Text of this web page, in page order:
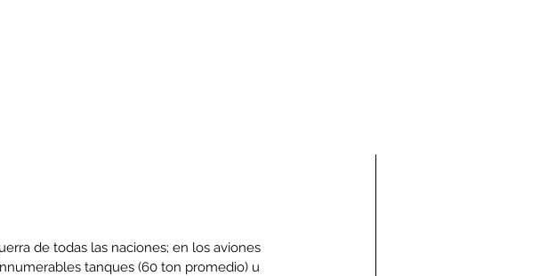
de todas las naciones; en los aviones
tanques (60 ton promedio) u